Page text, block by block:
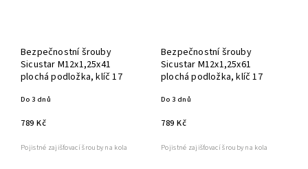
Bezpečnostní šrouby
Sicustar M12x1,25x41
plochá podložka, klíč 17
Do 3 dnů
789 Kč
Pojistné zajišťovací šrouby na kola
Bezpečnostní šrouby
Sicustar M12x1,25x61
plochá podložka, klíč 17
Do 3 dnů
789 Kč
Pojistné zajišťovací šrouby na kola